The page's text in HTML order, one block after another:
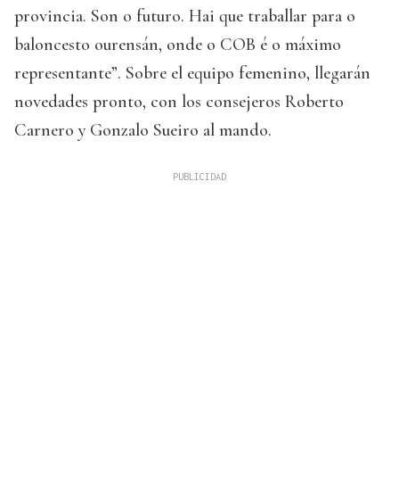
provincia. Son o futuro. Hai que traballar para o
baloncesto ourensán, onde o COB é o máximo
representante”. Sobre el equipo femenino, llegarán
novedades pronto, con los consejeros Roberto
Carnero y Gonzalo Sueiro al mando.